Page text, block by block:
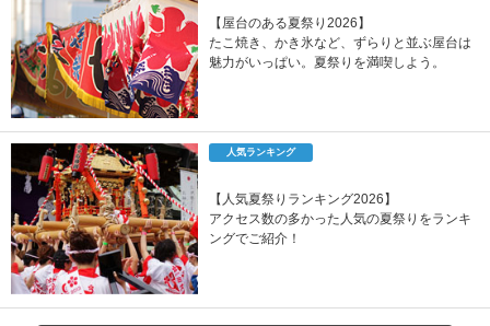
【屋台のある夏祭り2026】
たこ焼き、かき氷など、ずらりと並ぶ屋台は
魅力がいっぱい。夏祭りを満喫しよう。
人気ランキング
【人気夏祭りランキング2026】
アクセス数の多かった人気の夏祭りをランキ
ングでご紹介！